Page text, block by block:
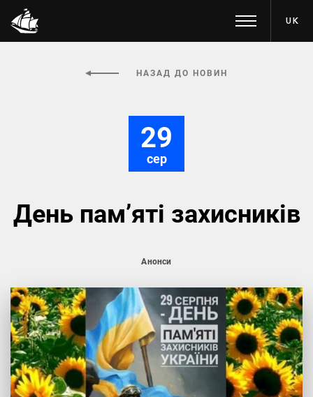
UK
НАЗАД ДО НОВИН
29
сер
День пам’яті захисників
Анонси